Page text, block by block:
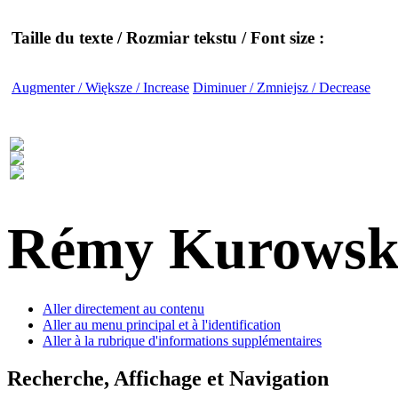
Taille du texte / Rozmiar tekstu / Font size :
Augmenter / Większe / Increase Diminuer / Zmniejsz / Decrease
Rémy
Aller directement au contenu
Aller au menu principal et à l'identification
Aller à la rubrique d'informations supplémentaires
Recherche, Affichage et Navigation